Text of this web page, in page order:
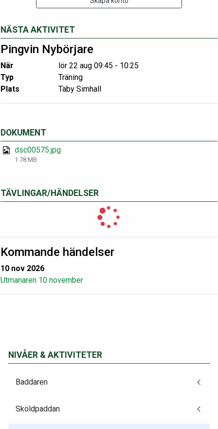
NÄSTA AKTIVITET
Pingvin Nybörjare
När
lör 22 aug 09:45 - 10:25
Typ
Träning
Plats
Täby Simhall
DOKUMENT
dsc00575.jpg
1.78 MB
TÄVLINGAR/HÄNDELSER
Kommande händelser
10 nov 2026
Utmanaren 10 november
NIVÅER & AKTIVITETER
Baddaren
Sköldpaddan